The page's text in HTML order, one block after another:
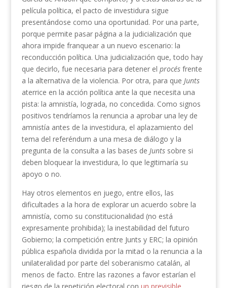
película política, el pacto de investidura sigue
presentándose como una oportunidad. Por una parte,
porque permite pasar página a la judicialización que
ahora impide franquear a un nuevo escenario: la
reconducción política. Una judicialización que, todo hay
que decirlo, fue necesaria para detener el procésfrente
a la alternativa de la violencia. Por otra, para que Junts
aterrice en la acción política ante la que necesita una
pista: la amnistía, lograda, no concedida. Como signos
positivos tendríamos la renuncia a aprobar una ley de
amnistía antes de la investidura, el aplazamiento del
tema del referéndum a una mesa de diálogo y la
pregunta de la consulta a las bases de Juntssobre si
deben bloquear la investidura, lo que legitimaría su
apoyo o no.
Hay otros elementos en juego, entre ellos, las
dificultades a la hora de explorar un acuerdo sobre la
amnistía, como su constitucionalidad (no está
expresamente prohibida); la inestabilidad del futuro
Gobierno; la competición entre Junts y ERC; la opinión
pública española dividida por la mitad o la renuncia a la
unilateralidad por parte del soberanismo catalán, al
menos de facto. Entre las razones a favor estarían el